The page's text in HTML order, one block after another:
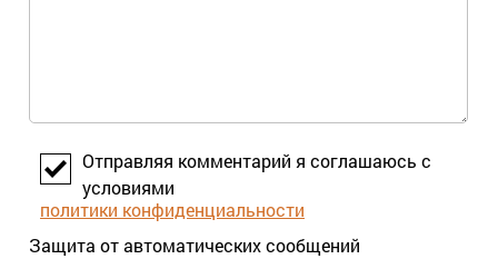
Отправляя комментарий я соглашаюсь с
условиями
политики конфиденциальности
Защита от автоматических сообщений